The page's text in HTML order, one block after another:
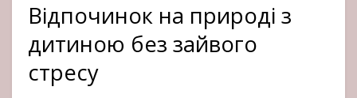
Відпочинок на природі з
дитиною без зайвого
стресу